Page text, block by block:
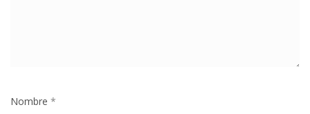
Nombre *